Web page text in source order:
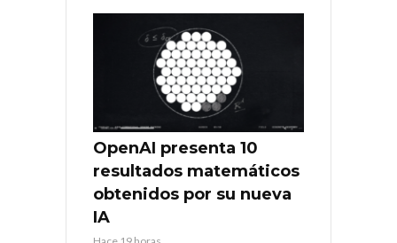
OpenAI presenta 10
resultados matemáticos
obtenidos por su nueva
IA
Hace 19 horas